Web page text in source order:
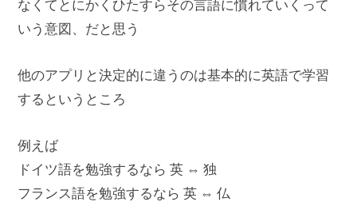
なくてとにかくひたすらその言語に慣れていくって
いう意図、だと思う
他のアプリと決定的に違うのは基本的に英語で学習
するというところ
例えば
ドイツ語を勉強するなら 英 ⇔ 独
フランス語を勉強するなら 英 ⇔ 仏